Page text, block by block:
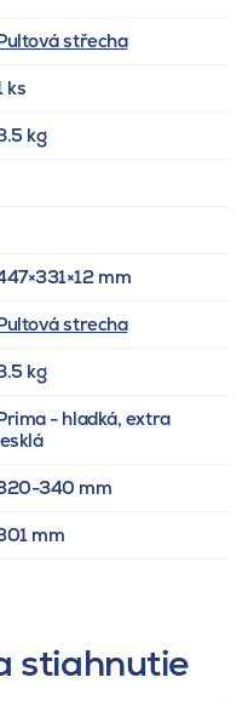
střecha
ks
kg
mm
strecha
kg
- hladká, extra
340 mm
mm
stiahnutie